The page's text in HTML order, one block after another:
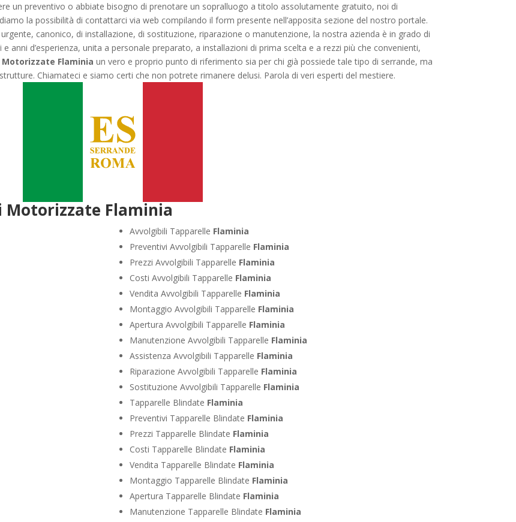
un preventivo o abbiate bisogno di prenotare un sopralluogo a titolo assolutamente gratuito, noi di
la possibilità di contattarci via web compilando il form presente nell’apposita sezione del nostro portale.
canonico, di installazione, di sostituzione, riparazione o manutenzione, la nostra azienda è in grado di
anni d’esperienza, unita a personale preparato, a installazioni di prima scelta e a rezzi più che convenienti,
Flaminia un vero e proprio punto di riferimento sia per chi già possiede tale tipo di serrande, ma
Chiamateci e siamo certi che non potrete rimanere delusi. Parola di veri esperti del mestiere.
Motorizzate Flaminia
Avvolgibili Tapparelle Flaminia
Preventivi Avvolgibili Tapparelle Flaminia
Prezzi Avvolgibili Tapparelle Flaminia
Costi Avvolgibili Tapparelle Flaminia
Vendita Avvolgibili Tapparelle Flaminia
Montaggio Avvolgibili Tapparelle Flaminia
Apertura Avvolgibili Tapparelle Flaminia
Manutenzione Avvolgibili Tapparelle Flaminia
Assistenza Avvolgibili Tapparelle Flaminia
Riparazione Avvolgibili Tapparelle Flaminia
Sostituzione Avvolgibili Tapparelle Flaminia
Tapparelle Blindate Flaminia
Preventivi Tapparelle Blindate Flaminia
Prezzi Tapparelle Blindate Flaminia
Costi Tapparelle Blindate Flaminia
Vendita Tapparelle Blindate Flaminia
Montaggio Tapparelle Blindate Flaminia
Apertura Tapparelle Blindate Flaminia
Manutenzione Tapparelle Blindate Flaminia